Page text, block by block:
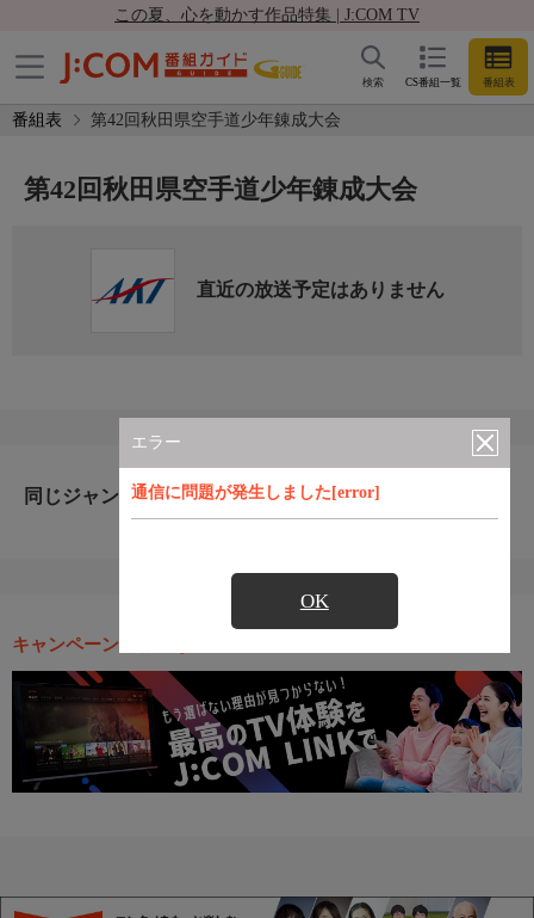
この夏、心を動かす作品特集 | J:COM TV
CS番組一覧 番組表
検索
番組表 第42回秋田県空手道少年錬成大会
エラー
通信に問題が発生しました[error]
OK
第42回秋田県空手道少年錬成大会
直近の放送予定はありません
同じジャンルのおすすめ番組
キャンペーン・お得な情報